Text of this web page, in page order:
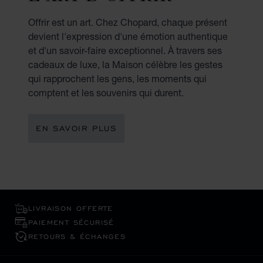
Offrir est un art. Chez Chopard, chaque présent
devient l'expression d'une émotion authentique
et d'un savoir-faire exceptionnel. À travers ses
cadeaux de luxe, la Maison célèbre les gestes
qui rapprochent les gens, les moments qui
comptent et les souvenirs qui durent.
EN SAVOIR PLUS
LIVRAISON OFFERTE
PAIEMENT SÉCURISÉ
RETOURS & ÉCHANGES